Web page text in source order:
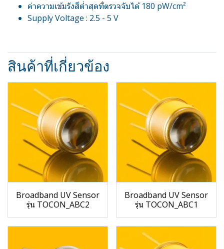
ค่าความเข้มรังสีต่ำสุดที่ตรวจจับได้ 180 pW/cm²
Supply Voltage : 2.5 - 5 V
สินค้าที่เกี่ยวข้อง
Broadband UV Sensor
รุ่น TOCON_ABC2
Broadband UV Sensor
รุ่น TOCON_ABC1